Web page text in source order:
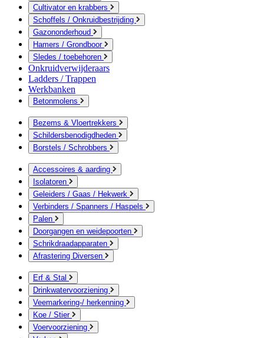
Cultivator en krabbers
Schoffels / Onkruidbestrijding
Gazononderhoud
Hamers / Grondboor
Sledes / toebehoren
Onkruidverwijderaars
Ladders / Trappen
Werkbanken
Betonmolens
Bezems & Vloertrekkers
Schildersbenodigdheden
Borstels / Schrobbers
Accessoires & aarding
Isolatoren
Geleiders / Gaas / Hekwerk
Verbinders / Spanners / Haspels
Palen
Doorgangen en weidepoorten
Schrikdraadapparaten
Afrastering Diversen
Erf & Stal
Drinkwatervoorziening
Veemarkering-/ herkenning
Koe / Stier
Voervoorziening